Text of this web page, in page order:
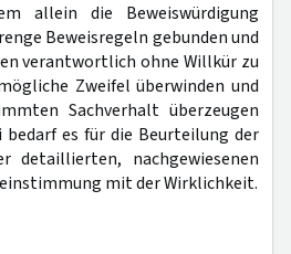
allein die Beweiswürdigung
Beweisregeln gebunden und
verantwortlich ohne Willkür zu
Zweifel überwinden und
Sachverhalt überzeugen
bedarf es für die Beurteilung der
detaillierten, nachgewiesenen
mit der Wirklichkeit.